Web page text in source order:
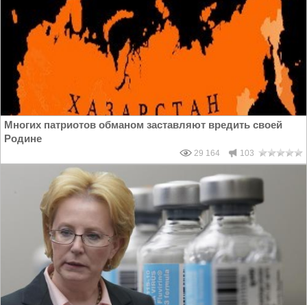
Многих патриотов обманом заставляют вредить своей
Родине
29 164 103